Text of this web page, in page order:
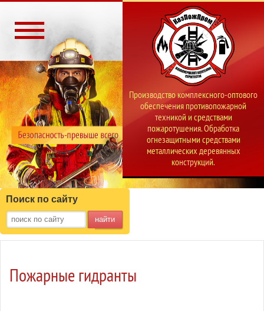
Производство комплексного-оптового
обеспечения противопожарной
техникой и средствами
пожаротушения. Обработка
огнезащитными средствами
металлических деревянных
конструкций.
Поиск по сайту
найти
Пожарные гидранты